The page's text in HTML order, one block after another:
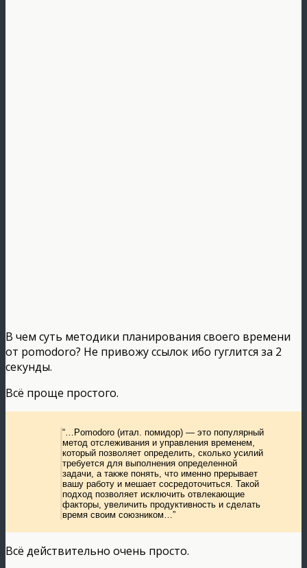
В чем суть методики планирования своего времени
от pomodoro? Не привожу ссылок ибо гуглится за 2
секунды.
Всё проще простого.
“…Pomodoro (итал. помидор) — это популярный
метод отслеживания и управления временем,
который позволяет определить, сколько усилий
требуется для выполнения определенной
задачи, а также понять, что именно прерывает
вашу работу и мешает сосредоточиться. Такой
подход позволяет исключить отвлекающие
факторы, увеличить продуктивность и сделать
время своим союзником…”
Всё действительно очень просто.